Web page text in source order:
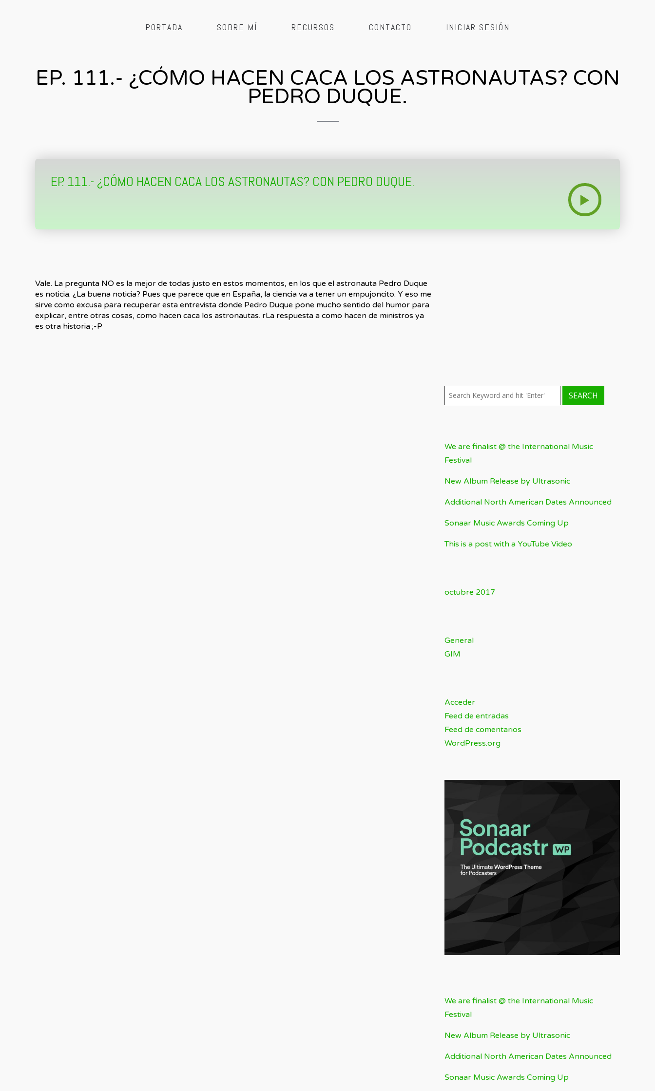
PORTADA SOBRE MÍ RECURSOS CONTACTO INICIAR SESIÓN
EP. 111.- ¿CÓMO HACEN CACA LOS ASTRONAUTAS? CON
PEDRO DUQUE.
EP. 111.- ¿CÓMO HACEN CACA LOS ASTRONAUTAS? CON PEDRO DUQUE.
Vale. La pregunta NO es la mejor de todas justo en estos momentos, en los que el astronauta Pedro Duque
es noticia. ¿La buena noticia? Pues que parece que en España, la ciencia va a tener un empujoncito. Y eso me
sirve como excusa para recuperar esta entrevista donde Pedro Duque pone mucho sentido del humor para
explicar, entre otras cosas, como hacen caca los astronautas. rLa respuesta a como hacen de ministros ya
es otra historia ;-P
We are finalist @ the International Music
Festival
New Album Release by Ultrasonic
Additional North American Dates Announced
Sonaar Music Awards Coming Up
This is a post with a YouTube Video
octubre 2017
General
GIM
Acceder
Feed de entradas
Feed de comentarios
WordPress.org
We are finalist @ the International Music
Festival
New Album Release by Ultrasonic
Additional North American Dates Announced
Sonaar Music Awards Coming Up